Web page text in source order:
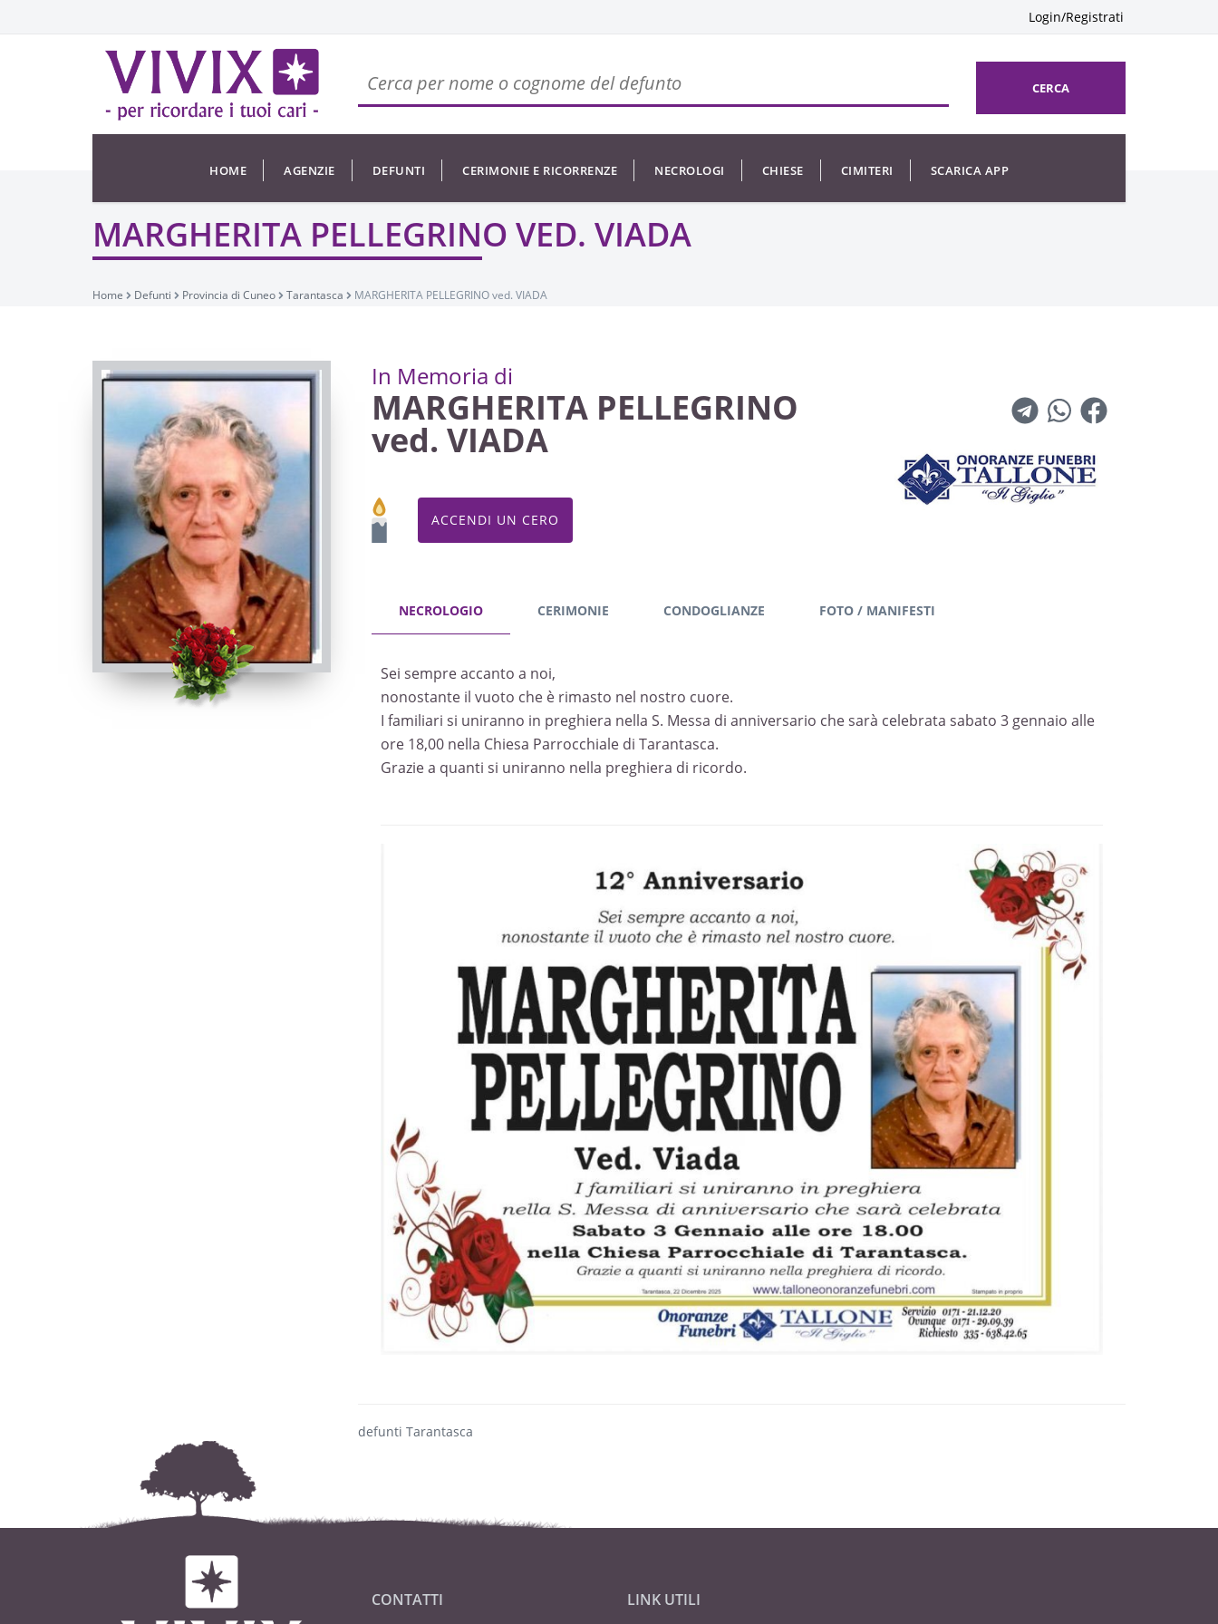
Login/Registrati
CERCA
HOME AGENZIE DEFUNTI CERIMONIE E RICORRENZE NECROLOGI CHIESE CIMITERI SCARICA APP
MARGHERITA PELLEGRINO VED. VIADA
Home Defunti Provincia di Cuneo Tarantasca MARGHERITA PELLEGRINO ved. VIADA
In Memoria di
MARGHERITA PELLEGRINO
ved. VIADA
ACCENDI UN CERO
NECROLOGIO CERIMONIE CONDOGLIANZE FOTO / MANIFESTI
Sei sempre accanto a noi,
nonostante il vuoto che è rimasto nel nostro cuore.
I familiari si uniranno in preghiera nella S. Messa di anniversario che sarà celebrata sabato 3 gennaio alle
ore 18,00 nella Chiesa Parrocchiale di Tarantasca.
Grazie a quanti si uniranno nella preghiera di ricordo.
defunti Tarantasca
CONTATTI LINK UTILI